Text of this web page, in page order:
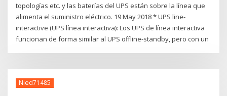
topologías etc. y las baterías del UPS están sobre la línea que
alimenta el suministro eléctrico. 19 May 2018 * UPS line-
interactive (UPS línea interactiva): Los UPS de línea interactiva
funcionan de forma similar al UPS offline-standby, pero con un
Nied71485